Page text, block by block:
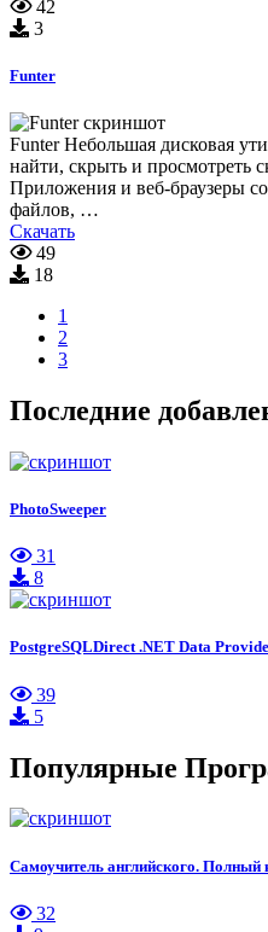
42
3
Funter
Funter Небольшая дисковая
найти, скрыть и просмотреть
Приложения и веб-браузеры
файлов, …
Скачать
49
18
1
2
3
Последние
PhotoSweeper
31
8
PostgreSQLDirect .NET Data
39
5
Популярные
Самоучитель английского. Полный
32